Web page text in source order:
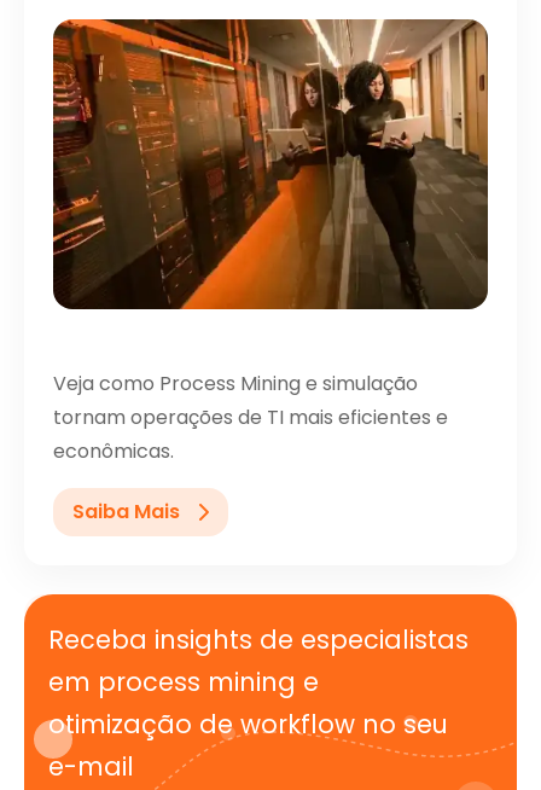
Veja como Process Mining e simulação
tornam operações de TI mais eficientes e
econômicas.
Saiba Mais
Receba insights de especialistas
em process mining e
otimização de workflow no seu
e-mail